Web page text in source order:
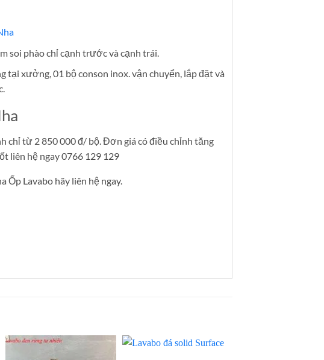
soi phào chỉ cạnh trước và cạnh trái.
tại xưởng, 01 bộ conson inox. vận chuyển, lắp đặt và
chỉ từ 2 850 000 đ/ bộ. Đơn giá có điều chỉnh tăng
liên hệ ngay 0766 129 129
Ốp Lavabo hãy liên hệ ngay.